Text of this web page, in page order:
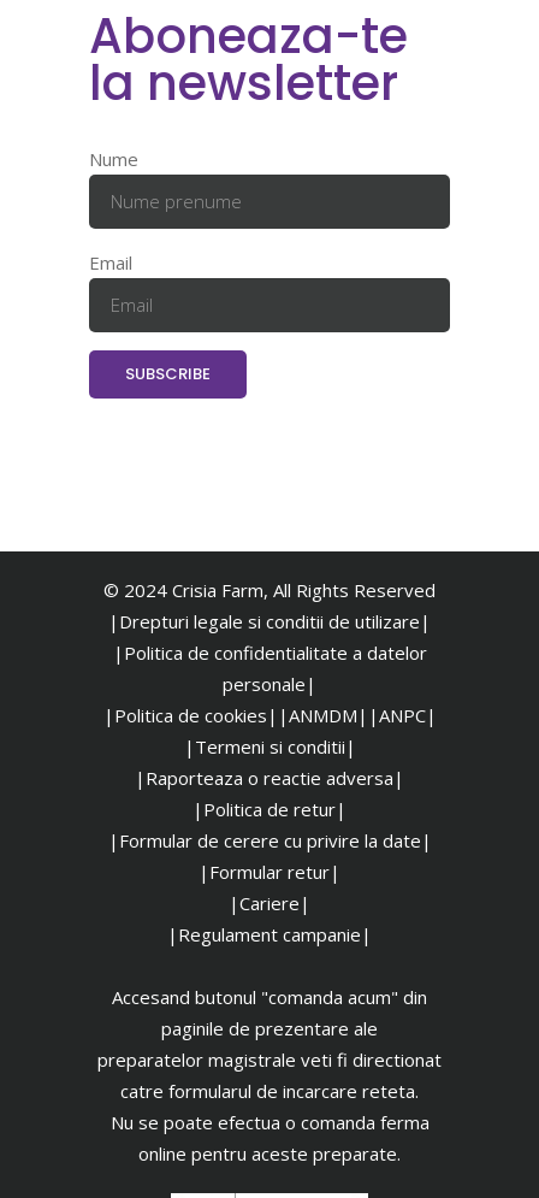
Aboneaza-te
la newsletter
Nume
Email
© 2024 Crisia Farm, All Rights Reserved
|Drepturi legale si conditii de utilizare|
| Politica de confidentialitate a datelor
personale|
|Politica de cookies| |ANMDM| |ANPC|
|Termeni si conditii|
|Raporteaza o reactie adversa|
|Politica de retur|
|Formular de cerere cu privire la date|
|Formular retur|
|Cariere|
|Regulament campanie|
Accesand butonul "comanda acum" din
paginile de prezentare ale
preparatelor magistrale veti fi directionat
catre formularul de incarcare reteta.
Nu se poate efectua o comanda ferma
online pentru aceste preparate.